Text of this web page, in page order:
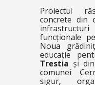
Proiectul
concrete din
funcționale
Noua
educație
Trestia și
comunei
sigur,